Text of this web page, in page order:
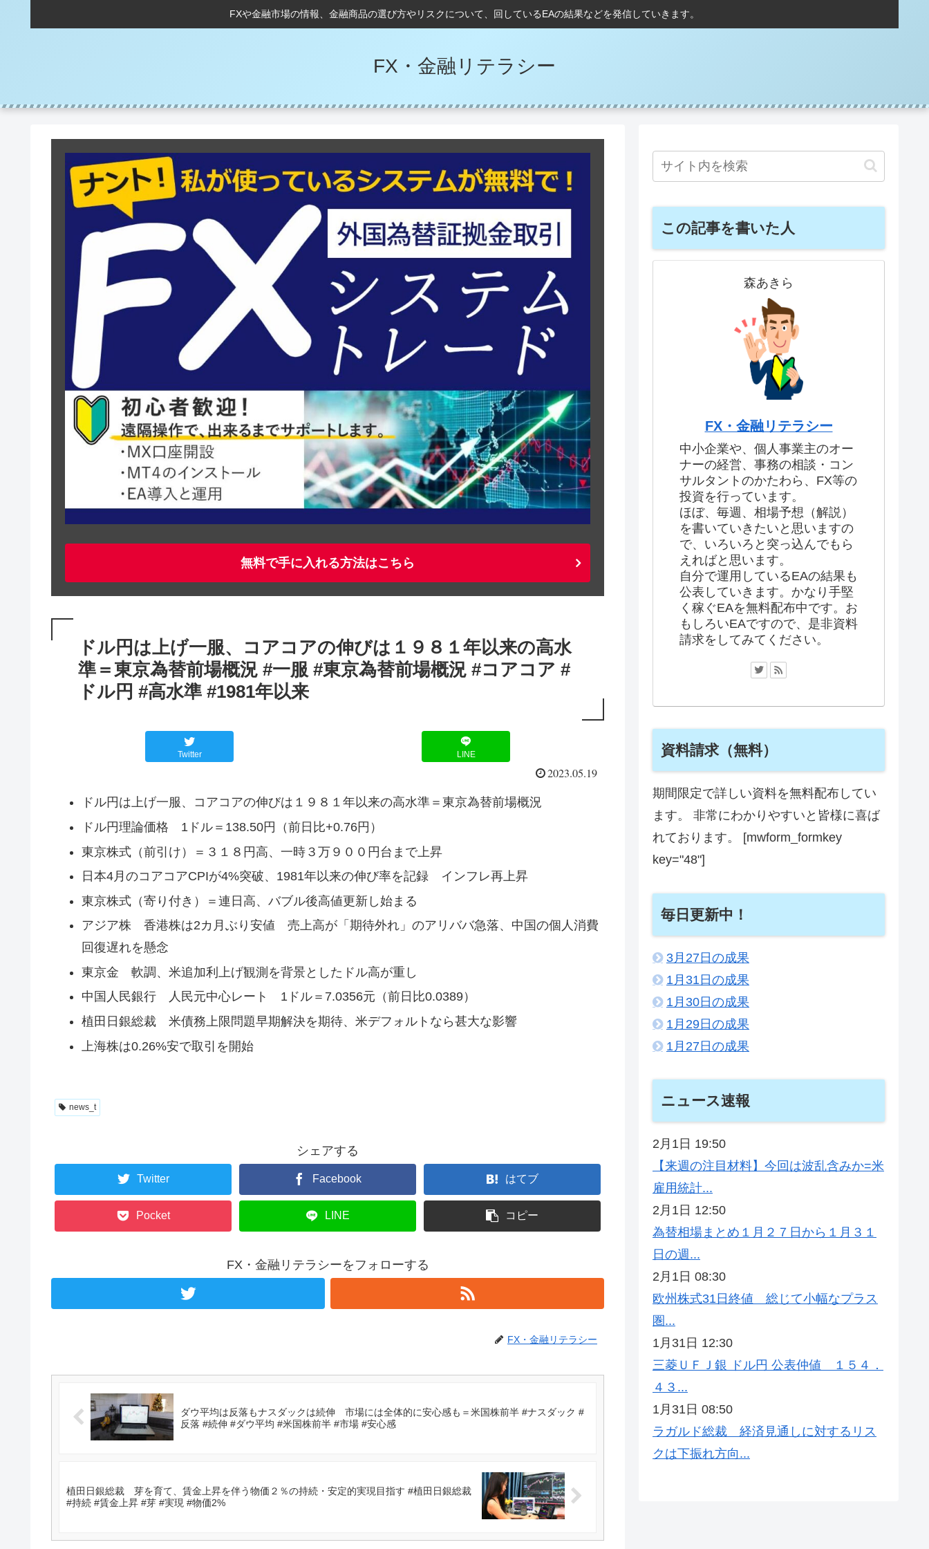
FXや金融市場の情報、金融商品の選び方やリスクについて、回しているEAの結果などを発信していきます。
FX・金融リテラシー
無料で手に入れる方法はこちら
ドル円は上げ一服、コアコアの伸びは１９８１年以来の高水
準＝東京為替前場概況 #一服 #東京為替前場概況 #コアコア #
ドル円 #高水準 #1981年以来
Twitter LINE
2023.05.19
ドル円は上げ一服、コアコアの伸びは１９８１年以来の高水準＝東京為替前場概況
ドル円理論価格 1ドル＝138.50円（前日比+0.76円）
東京株式（前引け）＝３１８円高、一時３万９００円台まで上昇
日本4月のコアコアCPIが4%突破、1981年以来の伸び率を記録 インフレ再上昇
東京株式（寄り付き）＝連日高、バブル後高値更新し始まる
アジア株 香港株は2カ月ぶり安値 売上高が「期待外れ」のアリババ急落、中国の個人消費
回復遅れを懸念
東京金 軟調、米追加利上げ観測を背景としたドル高が重し
中国人民銀行 人民元中心レート 1ドル＝7.0356元（前日比0.0389）
植田日銀総裁 米債務上限問題早期解決を期待、米デフォルトなら甚大な影響
上海株は0.26%安で取引を開始
news_t
シェアする
Twitter Facebook はてブ
Pocket LINE コピー
FX・金融リテラシーをフォローする
FX・金融リテラシー
ダウ平均は反落もナスダックは続伸 市場には全体的に安心感も＝米国株前半 #ナスダック #
反落 #続伸 #ダウ平均 #米国株前半 #市場 #安心感
植田日銀総裁 芽を育て、賃金上昇を伴う物価２％の持続・安定的実現目指す #植田日銀総裁
#持続 #賃金上昇 #芽 #実現 #物価2%
この記事を書いた人
森あきら
FX・金融リテラシー
中小企業や、個人事業主のオー
ナーの経営、事務の相談・コン
サルタントのかたわら、FX等の
投資を行っています。
ほぼ、毎週、相場予想（解説）
を書いていきたいと思いますの
で、いろいろと突っ込んでもら
えればと思います。
自分で運用しているEAの結果も
公表していきます。かなり手堅
く稼ぐEAを無料配布中です。お
もしろいEAですので、是非資料
請求をしてみてください。
資料請求（無料）
期間限定で詳しい資料を無料配布してい
ます。 非常にわかりやすいと皆様に喜ば
れております。 [mwform_formkey
key="48"]
毎日更新中！
3月27日の成果
1月31日の成果
1月30日の成果
1月29日の成果
1月27日の成果
ニュース速報
2月1日 19:50
【来週の注目材料】今回は波乱含みか=米
雇用統計...
2月1日 12:50
為替相場まとめ１月２７日から１月３１
日の週...
2月1日 08:30
欧州株式31日終値 総じて小幅なプラス
圏...
1月31日 12:30
三菱ＵＦＪ銀 ドル円 公表仲値 １５４．
４３...
1月31日 08:50
ラガルド総裁 経済見通しに対するリス
クは下振れ方向...